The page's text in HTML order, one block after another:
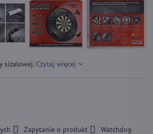
sizalowej. Czytaj więcej
Zapytanie o produkt
Watchdog